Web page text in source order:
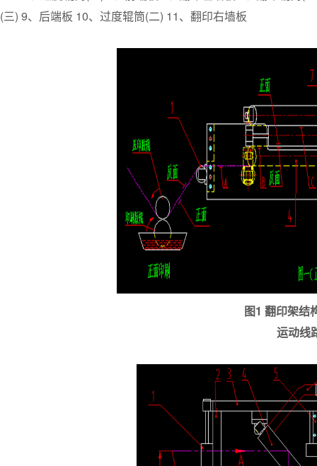
(三) 9、后端板 10、过度辊筒(二) 11、翻印右墙板
图1 翻印架结
运动线